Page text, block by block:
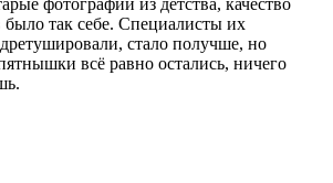
фотографии из детства, качество
было так себе. Специалисты их
стало получше, но
всё равно остались, ничего